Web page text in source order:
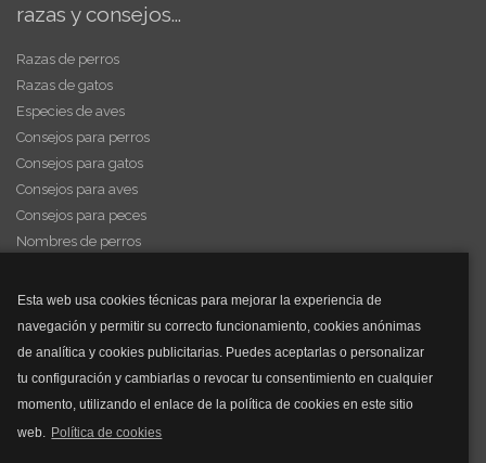
Esta web usa cookies técnicas para mejorar la experiencia de
navegación y permitir su correcto funcionamiento, cookies anónimas
de analítica y cookies publicitarias. Puedes aceptarlas o personalizar
tu configuración y cambiarlas o revocar tu consentimiento en cualquier
momento, utilizando el enlace de la política de cookies en este sitio
web. Política de cookies
razas y consejos...
Razas de perros
Razas de gatos
Especies de aves
Consejos para perros
Consejos para gatos
Consejos para aves
Consejos para peces
Nombres de perros
y mucho más...